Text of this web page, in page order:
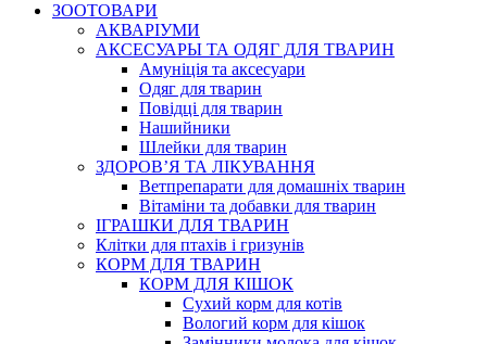
ЗООТОВАРИ
АКВАРІУМИ
АКСЕСУАРЫ ТА ОДЯГ ДЛЯ ТВАРИН
Амуніція та аксесуари
Одяг для тварин
Повідці для тварин
Нашийники
Шлейки для тварин
ЗДОРОВ’Я ТА ЛІКУВАННЯ
Ветпрепарати для домашніх тварин
Вітаміни та добавки для тварин
ІГРАШКИ ДЛЯ ТВАРИН
Клітки для птахів і гризунів
КОРМ ДЛЯ ТВАРИН
КОРМ ДЛЯ КІШОК
Сухий корм для котів
Вологий корм для кішок